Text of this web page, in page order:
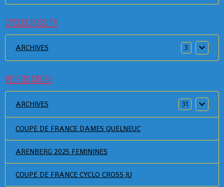
CYCLOCROSS TV
ARCHIVES 3
VIDEOS CROSS
ARCHIVES 31
COUPE DE FRANCE DAMES QUELNEUC
ARENBERG 2025 FEMININES
COUPE DE FRANCE CYCLO CROSS JU